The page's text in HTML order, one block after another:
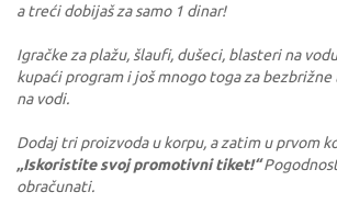
a treći dobijaš za samo 1 dinar!
Igračke za plažu, šlaufi, dušeci, blasteri na
kupaći program i još mnogo toga za
na vodi.
Dodaj tri proizvoda u korpu, a zatim u prvom
„Iskoristite svoj promotivni tiket!“
obračunati.